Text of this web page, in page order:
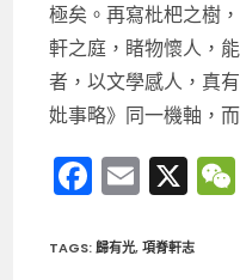
極矣。再寫枇杷之樹
軒之庭，睹物懷人，
者，以文學感人，真
妣事略》同一機軸，
F
a
c
E
m
ai
X
TAGS:歸有光, 項脊軒志